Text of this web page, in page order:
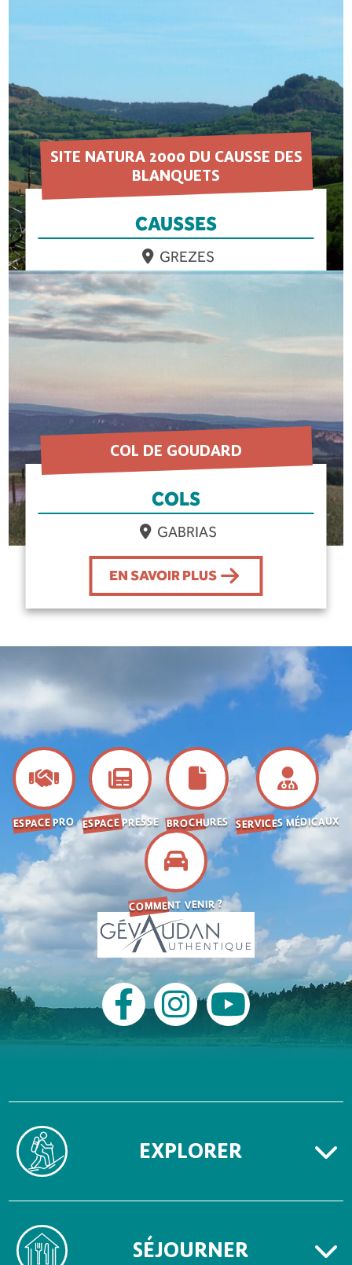
SITE NATURA 2000 DU CAUSSE DES
BLANQUETS
CAUSSES
GREZES
EN SAVOIR PLUS
COL DE GOUDARD
COLS
GABRIAS
EN SAVOIR PLUS
ESPACE PRO ESPACE PRESSE BROCHURES SERVICES MÉDICAUX
COMMENT VENIR ?
EXPLORER
SÉJOURNER